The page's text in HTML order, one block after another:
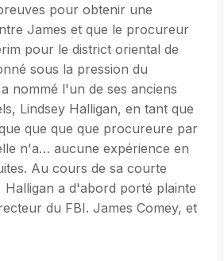
pour obtenir une
James et que le procureur
pour le district oriental de
sous la pression du
nommé l'un de ses anciens
Lindsey Halligan, en tant que
que que que procureure par
n'a… aucune expérience en
Au cours de sa courte
Halligan a d'abord porté plainte
du FBI. James Comey, et